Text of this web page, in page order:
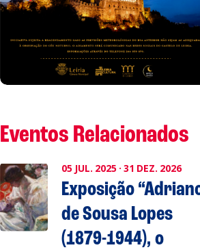
Eventos Relacionados
05 JUL. 2025 · 31 DEZ. 2026
Exposição
de Sousa Lopes
(1879-1944), o